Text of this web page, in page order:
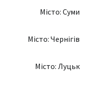
Місто: Суми
Місто: Чернігів
Місто: Луцьк